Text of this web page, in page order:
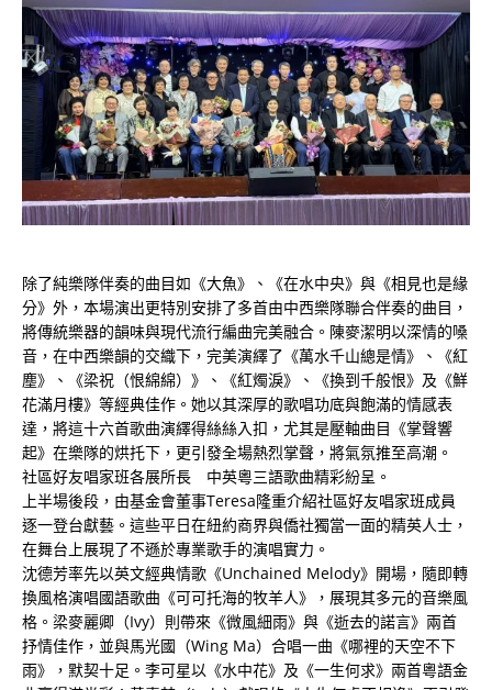
除了純樂隊伴奏的曲目如《大魚》、《在水中央》與《相見也是緣
分》外，本場演出更特別安排了多首由中西樂隊聯合伴奏的曲目，
將傳統樂器的韻味與現代流行編曲完美融合。陳麥潔明以深情的嗓
音，在中西樂韻的交織下，完美演繹了《萬水千山總是情》、《紅
塵》、《梁祝（恨綿綿）》、《紅燭淚》、《換到千般恨》及《鮮
花滿月樓》等經典佳作。她以其深厚的歌唱功底與飽滿的情感表
達，將這十六首歌曲演繹得絲絲入扣，尤其是壓軸曲目《掌聲響
起》在樂隊的烘托下，更引發全場熱烈掌聲，將氣氛推至高潮。
社區好友唱家班各展所長 中英粵三語歌曲精彩紛呈。
上半場後段，由基金會董事Teresa隆重介紹社區好友唱家班成員
逐一登台獻藝。這些平日在紐約商界與僑社獨當一面的精英人士，
在舞台上展現了不遜於專業歌手的演唱實力。
沈德芳率先以英文經典情歌《Unchained Melody》開場，隨即轉
換風格演唱國語歌曲《可可托海的牧羊人》，展現其多元的音樂風
格。梁麥麗卿（Ivy）則帶來《微風細雨》與《逝去的諾言》兩首
抒情佳作，並與馬光國（Wing Ma）合唱一曲《哪裡的天空不下
雨》，默契十足。李可星以《水中花》及《一生何求》兩首粵語金